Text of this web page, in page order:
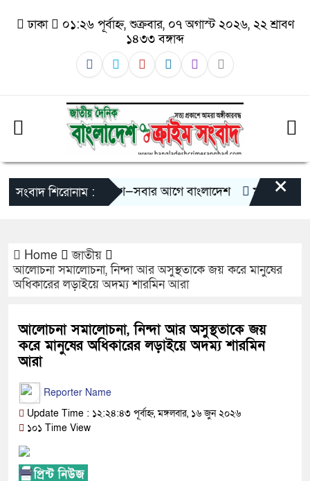
ঢাকা
০১:২৬ পূর্বাহ্ন, শুক্রবার, ০৭ অগাস্ট ২০২৬, ২২ শ্রাবণ
১৪৩৩ বঙ্গাব্দ
সংবাদ শিরোনাম :
চেতনায় গড়বো দেশ—সবার আগে বাংলাদেশ মানিকগঞ্জে×
Home
জাতীয়
আলোচনা সমালোচনা, নিন্দা আর অসুস্থতাকে জয় করে মানুষের
অধিকারের লড়াইয়ে অদম্য শারমিন আরা
আলোচনা সমালোচনা, নিন্দা আর অসুস্থতাকে জয়
করে মানুষের অধিকারের লড়াইয়ে অদম্য শারমিন
আরা
Reporter Name
Update Time : ১২:২৪:৪৩ পূর্বাহ্ন, মঙ্গলবার, ১৬ জুন ২০২৬
১০১ Time View